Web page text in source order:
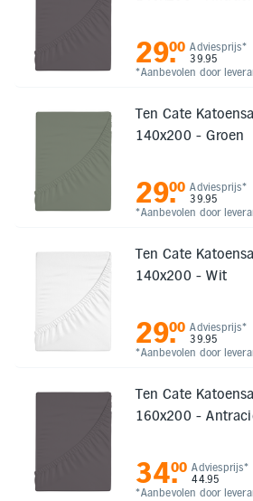
Adviesprijs*
39.95
*Aanbevolen door
29.
00
Ten Cate
140x200 - Groen
Adviesprijs*
39.95
*Aanbevolen door
29.
00
Ten Cate
140x200 - Wit
Adviesprijs*
39.95
*Aanbevolen door
29.
00
Ten Cate
160x200 -
Adviesprijs*
44.95
*Aanbevolen door
34.
00